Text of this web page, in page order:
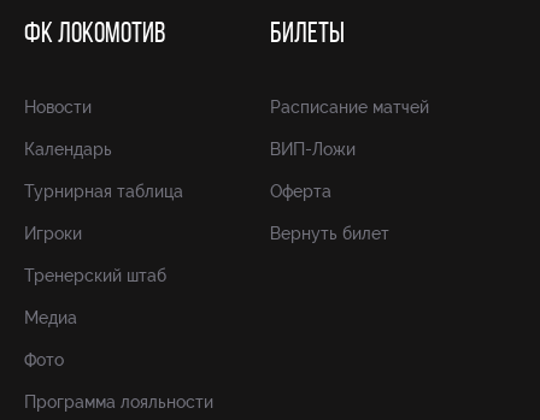
ФК ЛОКОМОТИВ
Новости
Календарь
Турнирная таблица
Игроки
Тренерский штаб
Медиа
Фото
Программа лояльности
БИЛЕТЫ
Расписание матчей
ВИП-Ложи
Оферта
Вернуть билет